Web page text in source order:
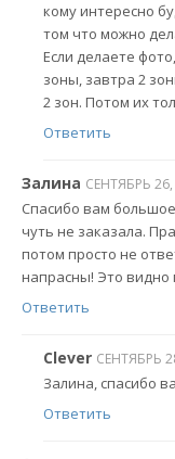
кому интересно
том что можно
Если делаете
зоны, завтра 2
2 зон. Потом их
Ответить
Залина СЕНТЯБРЬ 26,
Спасибо вам
чуть не заказала.
потом просто не
напрасны! Это видно
Ответить
Clever СЕНТЯБРЬ
Залина, спасибо
Ответить